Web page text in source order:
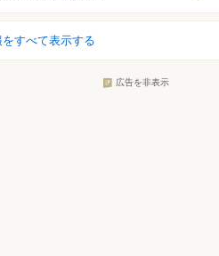
すべて表示する
広告を非表示